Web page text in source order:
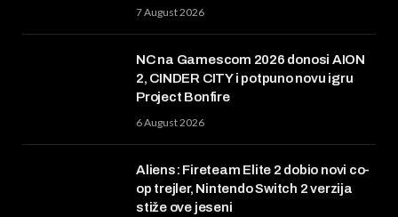
7 August 2026
NC na Gamescom 2026 donosi AION
2, CINDER CITY i potpuno novu igru
Project Bonfire
6 August 2026
Aliens: Fireteam Elite 2 dobio novi co-
op trejler, Nintendo Switch 2 verzija
stiže ove jeseni